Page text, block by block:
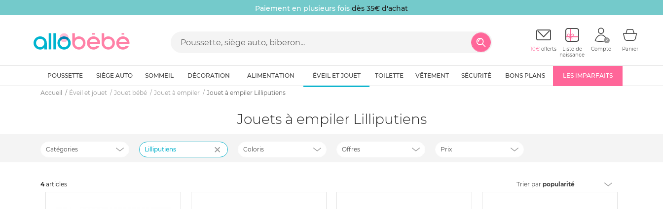
Paiement en plusieurs fois dès 35€ d'achat
10€ offerts
Liste de
naissance
Compte Panier
POUSSETTE SIÈGE AUTO SOMMEIL DÉCORATION ALIMENTATION ÉVEIL ET JOUET TOILETTE VÊTEMENT SÉCURITÉ BONS PLANS LES IMPARFAITS
Accueil Éveil et jouet Jouet bébé Jouet à empiler Jouet à empiler Lilliputiens
Jouets à empiler Lilliputiens
Catégories Lilliputiens Coloris Offres Prix
4articles Trier par popularité